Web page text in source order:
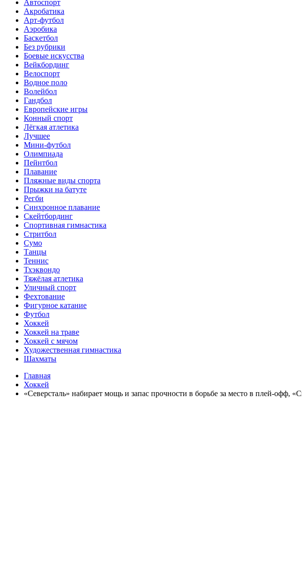
Автоспорт
Акробатика
Арт-футбол
Аэробика
Баскетбол
Без рубрики
Боевые искусства
Вейкбординг
Велоспорт
Водное поло
Волейбол
Гандбол
Европейские игры
Конный спорт
Лёгкая атлетика
Лучшее
Мини-футбол
Олимпиада
Пейнтбол
Плавание
Пляжные виды спорта
Прыжки на батуте
Регби
Синхронное плавание
Скейтбординг
Спортивная гимнастика
Стритбол
Сумо
Танцы
Теннис
Тхэквондо
Тяжёлая атлетика
Уличный спорт
Фехтование
Фигурное катание
Футбол
Хоккей
Хоккей на траве
Хоккей с мячом
Художественная гимнастика
Шахматы
Главная
Хоккей
«Северсталь» набирает мощь и запас прочности в борьбе за место в плей-офф,